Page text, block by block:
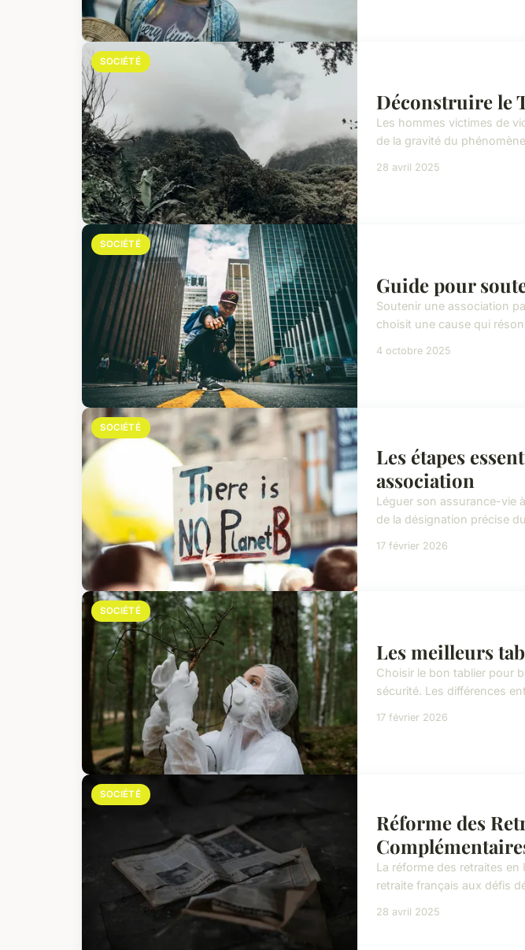
SOCIÉTÉ
Déconstruire le
Les hommes victimes de
de la gravité du
28 avril 2025
SOCIÉTÉ
Guide pour
Soutenir une association
choisit une cause qui
4 octobre 2025
SOCIÉTÉ
Les étapes
association
Léguer son assurance-vie
de la désignation précise
17 février 2026
SOCIÉTÉ
Les meilleurs
Choisir le bon tablier pour
sécurité. Les différences
17 février 2026
SOCIÉTÉ
Réforme des
La réforme des retraites
retraite français aux défis
28 avril 2025